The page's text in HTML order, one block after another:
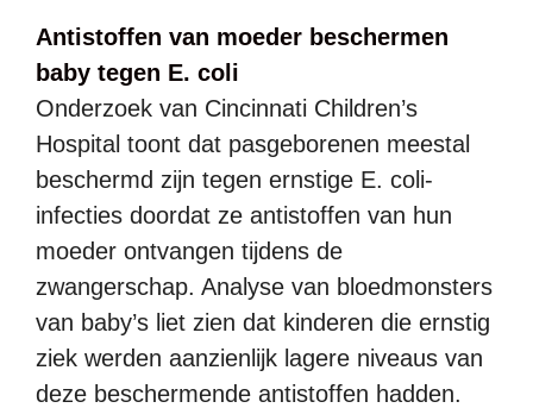
Antistoffen van moeder beschermen
baby tegen E. coli
Onderzoek van Cincinnati Children’s
Hospital toont dat pasgeborenen meestal
beschermd zijn tegen ernstige E. coli-
infecties doordat ze antistoffen van hun
moeder ontvangen tijdens de
zwangerschap. Analyse van bloedmonsters
van baby’s liet zien dat kinderen die ernstig
ziek werden aanzienlijk lagere niveaus van
deze beschermende antistoffen hadden.